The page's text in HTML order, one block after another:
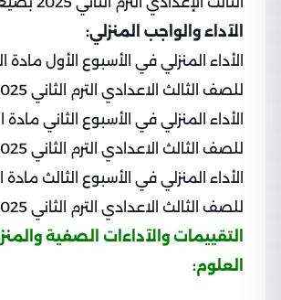
الآداء والواجب المنزلي:
الأداء المنزلي في الأسبوع الأول مادة
للصف الثالث الاعدادي الترم الثاني 2025 بصيغة PDF
الأداء المنزلي في الأسبوع الثاني مادة
للصف الثالث الاعدادي الترم الثاني 2025 بصيغة PDF
الأداء المنزلي في الأسبوع الثالث مادة
للصف الثالث الاعدادي الترم الثاني 2025 بصيغة PDF
التقييمات والآداءات الصفية
العلوم: